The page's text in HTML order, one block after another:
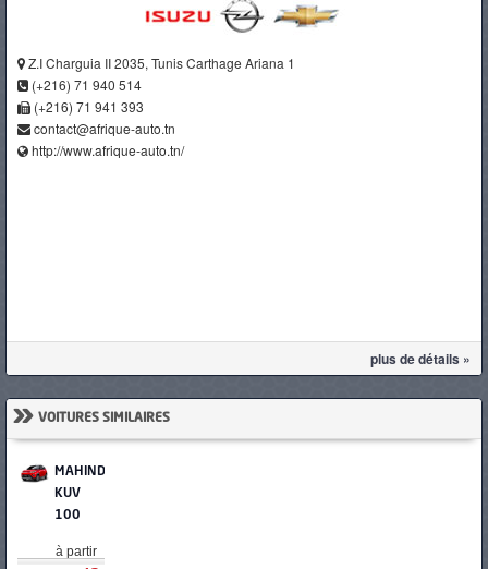
Z.I Charguia II 2035, Tunis Carthage Ariana 1
(+216) 71 940 514
(+216) 71 941 393
contact@afrique-auto.tn
http://www.afrique-auto.tn/
plus de détails »
» VOITURES SIMILAIRES
MAHINDRA
KUV
100
à partir